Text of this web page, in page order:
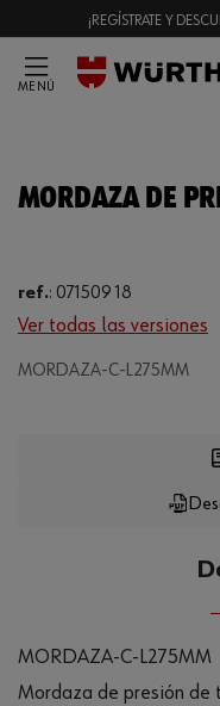
¡REGÍSTRATE Y
MENÚ
MORDAZA DE
ref.: 071509 18
Ver todas las versiones
MORDAZA-C-L275MM
MORDAZA-C-L275MM
Mordaza de presión de